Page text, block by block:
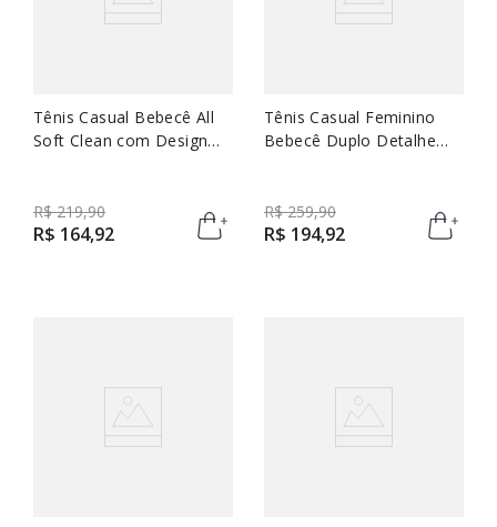
Tênis Casual Bebecê All
Soft Clean com Design
R$ 219,90
R$ 164,92
Tênis Casual Feminino
Bebecê Duplo Detalhe
R$ 259,90
R$ 194,92